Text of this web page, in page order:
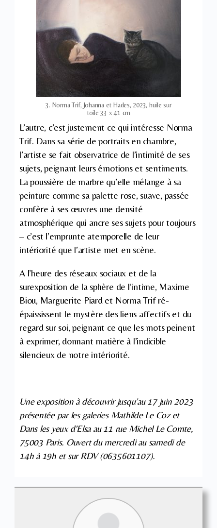
3. Norma Trif, Johanna et Hades, 2023, huile sur
toile 33 x 41 cm
L’autre, c’est justement ce qui intéresse Norma
Trif. Dans sa série de portraits en chambre,
l’artiste se fait observatrice de l’intimité de ses
sujets, peignant leurs émotions et sentiments.
La poussière de marbre qu’elle mélange à sa
peinture comme sa palette rose, suave, passée
confère à ses œuvres une densité
atmosphérique qui ancre ses sujets pour toujours
– c’est l’emprunte atemporelle de leur
intériorité que l’artiste met en scène.
A l’heure des réseaux sociaux et de la
surexposition de la sphère de l’intime, Maxime
Biou, Marguerite Piard et Norma Trif ré-
épaississent le mystère des liens affectifs et du
regard sur soi, peignant ce que les mots peinent
à exprimer, donnant matière à l’indicible
silencieux de notre intériorité.
Une exposition à découvrir jusqu’au 17 juin 2023
présentée par les galeries Mathilde Le Coz et
Dans les yeux d’Elsa au 11 rue Michel Le Comte,
75003 Paris. Ouvert du mercredi au samedi de
14h à 19h et sur RDV (0635601107).